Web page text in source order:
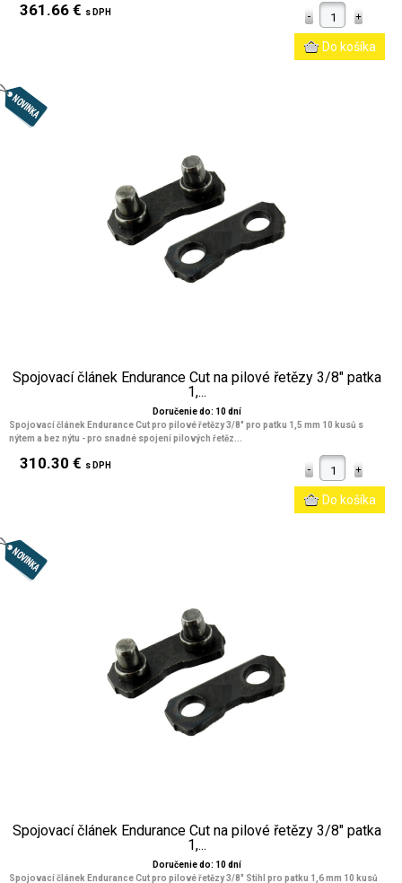
361.66 € s DPH
Spojovací článek Endurance Cut na pilové řetězy 3/8" patka
1,...
Doručenie do: 10 dní
Spojovací článek Endurance Cut pro pilové řetězy 3/8" pro patku 1,5 mm 10 kusů s
nýtem a bez nýtu - pro snadné spojení pilových řetěz...
310.30 € s DPH
Spojovací článek Endurance Cut na pilové řetězy 3/8" patka
1,...
Doručenie do: 10 dní
Spojovací článek Endurance Cut pro pilové řetězy 3/8" Stihl pro patku 1,6 mm 10 kusů